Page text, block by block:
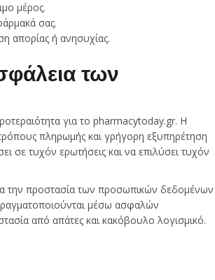
μέρος.
σας.
απορίας ή ανησυχίας.
των
για το pharmacytoday.gr. Η
πληρωμής και γρήγορη εξυπηρέτηση
σε τυχόν ερωτήσεις και να επιλύσει τυχόν
την προστασία των προσωπικών δεδομένων
μέσω ασφαλών
από απάτες και κακόβουλο λογισμικό.